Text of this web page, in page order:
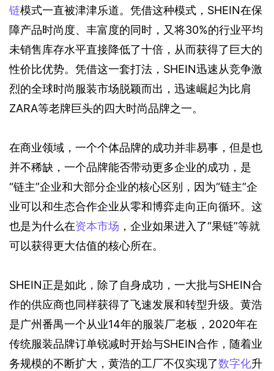
链模式一直被津津乐道。凭借这种模式，SHEIN在保
障产品时尚度、丰富度的同时，又将30%的行业平均
未销售库存水平直接降低了十倍，从而获得了巨大的
性价比优势。凭借这一套打法，SHEIN迅速从竞争激
烈的全球时尚服装市场脱颖而出，迅速崛起为比肩
ZARA等老牌巨头的四大时尚品牌之一。
在商业领域，一个个体品牌的成功并非易事，但是也
并不稀缺，一个品牌能否带动更多企业的成功，是
“链主”企业和大部分企业的核心区别，因为“链主”企
业可以和生态合作企业从零和博弈走向正向循环。这
也是为什么在资本市场 ，企业如果进入了“果链”等就
可以获得更大估值的核心所在。
SHEIN正是如此，除了自身成功，一大批与SHEIN合
作的供应商也同样获得了飞速发展和转型升级。黄浩
是广州番禺一个从业14年的服装厂老板，2020年在
传统服装品牌订单锐减时开始与SHEIN合作，随着业
务规模的不断扩大，黄浩的工厂不仅实现了数字化升